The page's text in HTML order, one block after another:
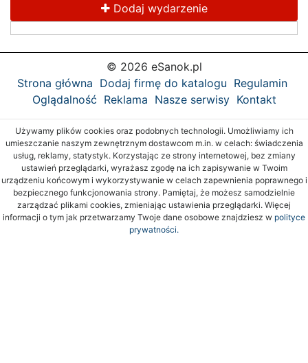
Dodaj wydarzenie
© 2026 eSanok.pl
Strona główna Dodaj firmę do katalogu Regulamin
Oglądalność Reklama Nasze serwisy Kontakt
Używamy plików cookies oraz podobnych technologii. Umożliwiamy ich
umieszczanie naszym zewnętrznym dostawcom m.in. w celach: świadczenia
usług, reklamy, statystyk. Korzystając ze strony internetowej, bez zmiany
ustawień przeglądarki, wyrażasz zgodę na ich zapisywanie w Twoim
urządzeniu końcowym i wykorzystywanie w celach zapewnienia poprawnego i
bezpiecznego funkcjonowania strony. Pamiętaj, że możesz samodzielnie
zarządzać plikami cookies, zmieniając ustawienia przeglądarki. Więcej
informacji o tym jak przetwarzamy Twoje dane osobowe znajdziesz w polityce
prywatności.